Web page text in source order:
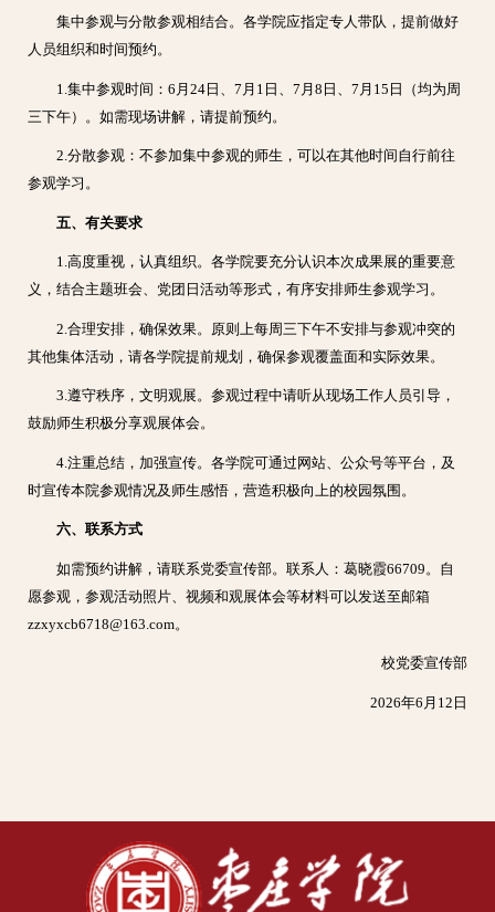
集中参观与分散参观相结合。各学院应指定专人带队，提前做好
人员组织和时间预约。
1.集中参观时间：6月24日、7月1日、7月8日、7月15日（均为周
三下午）。如需现场讲解，请提前预约。
2.分散参观：不参加集中参观的师生，可以在其他时间自行前往
参观学习。
五、有关要求
1.高度重视，认真组织。各学院要充分认识本次成果展的重要意
义，结合主题班会、党团日活动等形式，有序安排师生参观学习。
2.合理安排，确保效果。原则上每周三下午不安排与参观冲突的
其他集体活动，请各学院提前规划，确保参观覆盖面和实际效果。
3.遵守秩序，文明观展。参观过程中请听从现场工作人员引导，
鼓励师生积极分享观展体会。
4.注重总结，加强宣传。各学院可通过网站、公众号等平台，及
时宣传本院参观情况及师生感悟，营造积极向上的校园氛围。
六、联系方式
如需预约讲解，请联系党委宣传部。联系人：葛晓霞66709。自
愿参观，参观活动照片、视频和观展体会等材料可以发送至邮箱
zzxyxcb6718@163.com。
校党委宣传部
2026年6月12日